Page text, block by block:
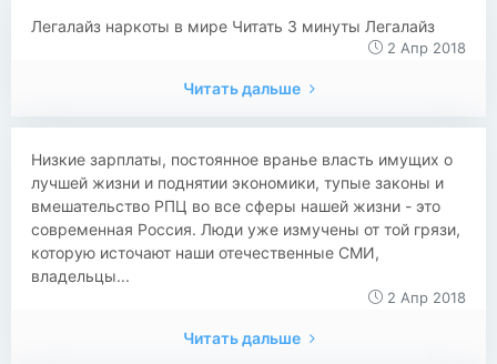
Легалайз наркоты в мире Читать 3 минуты Легалайз
2 Апр 2018
Читать дальше
Низкие зарплаты, постоянное вранье власть имущих о
лучшей жизни и поднятии экономики, тупые законы и
вмешательство РПЦ во все сферы нашей жизни - это
современная Россия. Люди уже измучены от той грязи,
которую источают наши отечественные СМИ,
владельцы...
2 Апр 2018
Читать дальше